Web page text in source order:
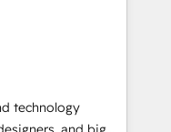
building end-to-
AI automation,
and digital
in Spanish,
scalable strategies
technology